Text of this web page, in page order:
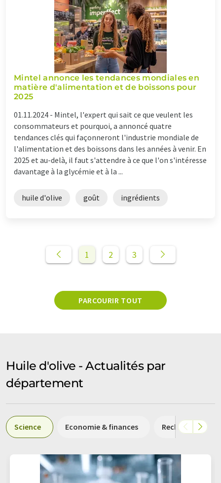
Mintel annonce les tendances mondiales en
matière d'alimentation et de boissons pour
2025
01.11.2024 - Mintel, l'expert qui sait ce que veulent les
consommateurs et pourquoi, a annoncé quatre
tendances clés qui façonneront l'industrie mondiale de
l'alimentation et des boissons dans les années à venir. En
2025 et au-delà, il faut s'attendre à ce que l'on s'intéresse
davantage à la glycémie et à la ...
huile d'olive goût ingrédients
1 2 3
PARCOURIR TOUT
Huile d'olive - Actualités par
département
Science Economie & finances Recherche et